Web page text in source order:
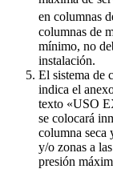
en columnas
columnas de
mínimo, no
instalación.
El sistema de
indica el
texto «USO
se colocará
columna seca
y/o zonas a
presión